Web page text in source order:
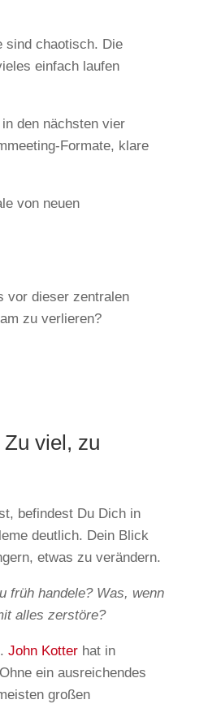
sind chaotisch. Die
einfach laufen
den nächsten vier
Formate, klare
von neuen
vor dieser zentralen
zu verlieren?
viel, zu
befindest Du Dich in
deutlich. Dein Blick
etwas zu verändern.
früh handele? Was, wenn
alles zerstöre?
John Kotter hat in
ein ausreichendes
großen